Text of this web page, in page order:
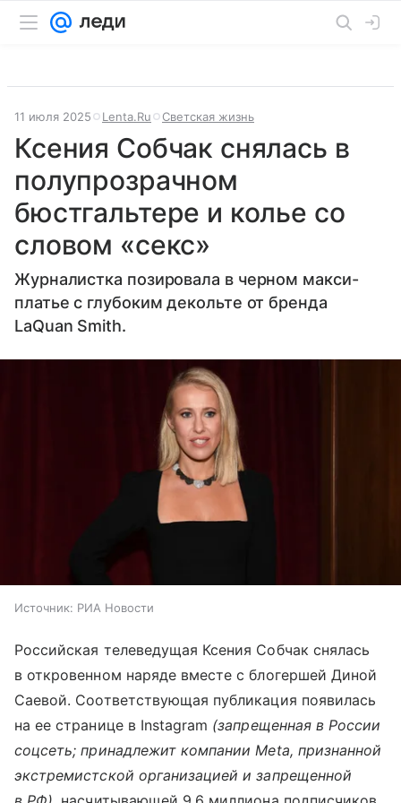
11 июля 2025 Lenta.Ru Светская жизнь
Ксения Собчак снялась в
полупрозрачном
бюстгальтере и колье со
словом «секс»
Журналистка позировала в черном макси-
платье с глубоким декольте от бренда
LaQuan Smith.
Источник: РИА Новости
Российская телеведущая Ксения Собчак снялась
в откровенном наряде вместе с блогершей Диной
Саевой. Соответствующая публикация появилась
на ее странице в Instagram (запрещенная в России
соцсеть; принадлежит компании Meta, признанной
экстремистской организацией и запрещенной